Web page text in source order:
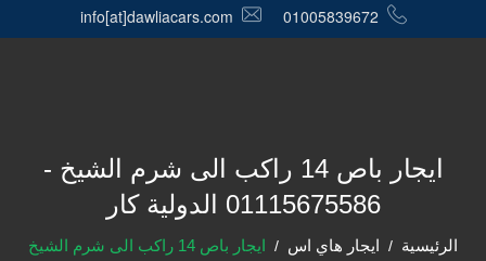
01005839672
info[at]dawliacars.com
ايجار باص 14 راكب الى شرم الشيخ -
01115675586 الدولية كار
الرئيسية ايجار هاي اس ايجار باص 14 راكب الى شرم الشيخ